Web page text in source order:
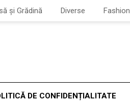
și Grădină Diverse Fashion
DE CONFIDENȚIALITATE